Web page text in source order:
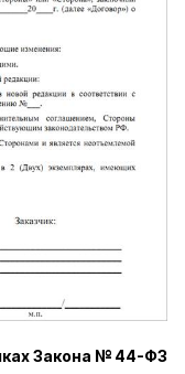
Закона № 44-ФЗ